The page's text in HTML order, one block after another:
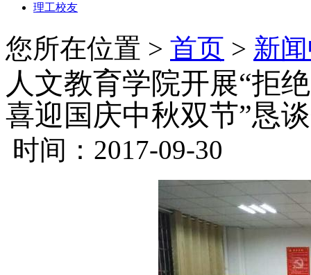
理工校友
您所在位置 > 首页 > 新
人文教育学院开展“拒
喜迎国庆中秋双节”恳
时间：2017-09-30